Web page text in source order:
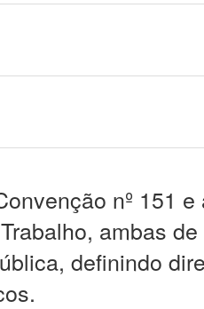
nº 151
ambas
definindo